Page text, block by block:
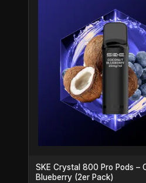
SKE Crystal 800 Pro Pods –
Blueberry (2er Pack)